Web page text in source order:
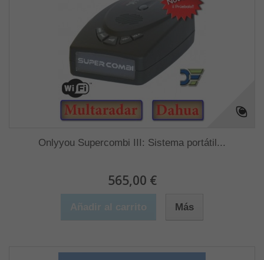
Onlyyou Supercombi III: Sistema portátil...
565,00 €
Más